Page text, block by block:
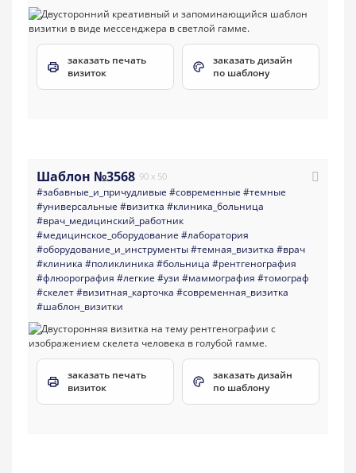
заказать печать
визиток
заказать дизайн
по шаблону
Шаблон №3568 90 x 50
#забавные_и_причудливые #современные #темные
#универсальные #визитка #клиника_больница
#врач_медицинский_работник
#медицинское_оборудование #лаборатория
#оборудование_и_инструменты#темная_визитка #врач
#клиника #поликлиника #больница #рентгенография
#флюорография #легкие #узи #маммография #томограф
#скелет#визитная_карточка #современная_визитка
#шаблон_визитки
заказать печать
визиток
заказать дизайн
по шаблону